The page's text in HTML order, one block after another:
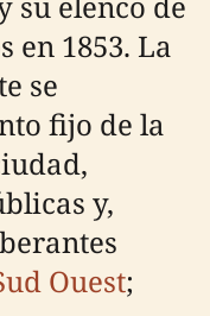
en 1853. La
se
fijo de la
y,
Ouest;